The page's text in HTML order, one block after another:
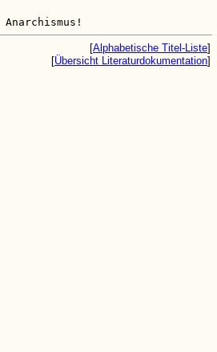
[Alphabetische Titel-Liste]
[Übersicht Literaturdokumentation]